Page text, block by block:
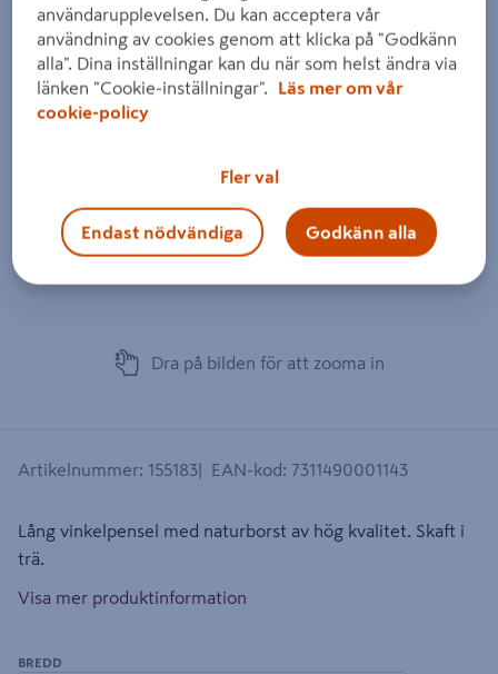
Dra på bilden för att zooma in
Artikelnummer: 155183 EAN-kod: 7311490001143
Lång vinkelpensel med naturborst av hög kvalitet. Skaft i
trä.
Visa mer produktinformation
BREDD
användarupplevelsen. Du kan acceptera vår
användning av cookies genom att klicka på "Godkänn
alla". Dina inställningar kan du när som helst ändra via
länken "Cookie-inställningar".
Läs mer om vår
cookie-policy
Fler val
Endast nödvändiga Godkänn alla